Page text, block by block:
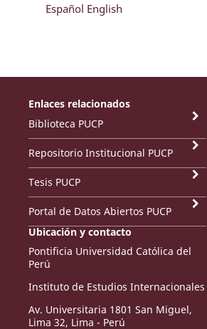
Español English
Enlaces relacionados
Biblioteca PUCP
Repositorio Institucional PUCP
Tesis PUCP
Portal de Datos Abiertos PUCP
Ubicación y contacto
Pontificia Universidad Católica del
Perú
Instituto de Estudios Internacionales
Av. Universitaria 1801 San Miguel,
Lima 32, Lima - Perú